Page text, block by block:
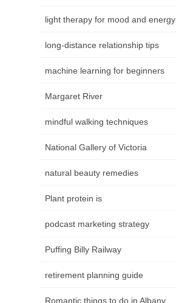
light therapy for mood and energy
long-distance relationship tips
machine learning for beginners
Margaret River
mindful walking techniques
National Gallery of Victoria
natural beauty remedies
Plant protein is
podcast marketing strategy
Puffing Billy Railway
retirement planning guide
Romantic things to do in Albany